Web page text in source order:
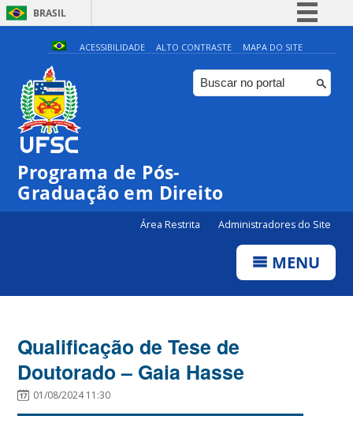
BRASIL
Simplifique!
Comunica BR
Participe
ACESSIBILIDADE ALTO CONTRASTE MAPA DO SITE
Programa de Pós-
Graduação em Direito
Área Restrita Administradores do Site
MENU
Qualificação de Tese de
Doutorado – Gaia Hasse
01/08/2024 11:30